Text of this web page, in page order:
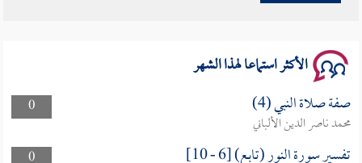
الأكثر استماعا لهذا الشهر
0 صفة صلاة النبي (4)
محمد ناصر الدين الألباني
تفسير سورة النور (تابع) [6 - 10]